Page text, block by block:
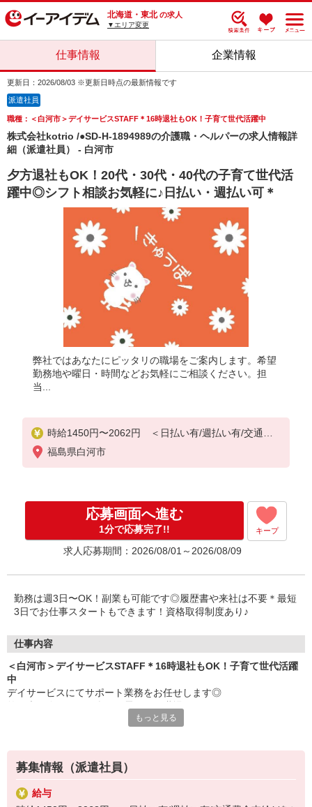
北海道・東北 の求人
▼エリア変更
仕事情報 企業情報
更新日：2026/08/03 ※更新日時点の最新情報です
派遣社員
職種：＜白河市＞デイサービスSTAFF＊16時退社もOK！子育て世代活躍中
株式会社kotrio /●SD-H-1894989の介護職・ヘルパーの求人情報詳
細（派遣社員） - 白河市
夕方退社もOK！20代・30代・40代の子育て世代活
躍中◎シフト相談お気軽に♪日払い・週払い可＊
弊社ではあなたにピッタリの職場をご案内します。希望
勤務地や曜日・時間などお気軽にご相談ください。担
当...
時給1450円〜2062円 ＜日払い有/週払い有/交通費
全支給(ガソリン代含む)＞
福島県白河市
応募画面へ進む
1分で応募完了!! キープ
求人応募期間：2026/08/01～2026/08/09
勤務は週3日〜OK！副業も可能です◎履歴書や来社は不要＊最短
3日でお仕事スタートもできます！資格取得制度あり♪
仕事内容
＜白河市＞デイサービスSTAFF＊16時退社もOK！子育て世代活躍
中
デイサービスにてサポート業務をお任せします◎
・レクリエーション企画、実施
・リハビリのサポート
・利用者さんとのコミュニケーション
・送迎（できる方のみ）
もっと見る
募集情報（派遣社員）
給与